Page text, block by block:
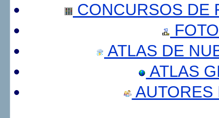
CONCURSOS DE
ATLAS DE
ATLAS
AUTORES